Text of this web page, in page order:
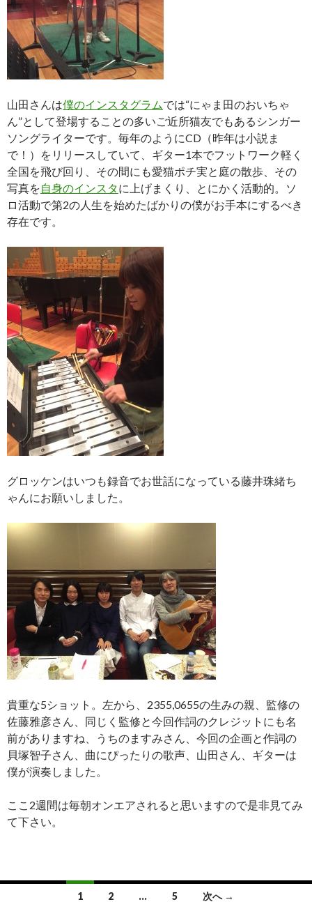
山田さんは僕のインスタグラムでは“にゃま田のおいちゃ
ん”として登場することの多いご近所猫友でもあるシンガー
ソングライターです。毎年のようにCD（昨年は小説ま
で！）をリリースしていて、ギター1本でフットワーク軽く
全国を飛び回り、その間にも愛猫ポチ実と庭の散歩、その
写真を自身のインスタに上げまくり、とにかく活動的。ソ
ロ活動で第2の人生を始めたばかりの僕がお手本にするべき
存在です。
グロッケンはいつも録音でお世話になっている藤井珠緒ち
ゃんにお願いしました。
貴重な5ショット。左から、2355,0655の生みの親、監修の
佐藤雅彦さん、同じく監修と今回作詞のクレジットにも名
前がありますね、うちのますみさん、今回の企画と作詞の
貝塚智子さん、曲にぴったりの歌声、山田さん、ギターは
僕が演奏しました。
ここ2週間は毎朝オンエアされると思いますので是非見てみ
て下さい。
1 2 … 5 次へ →